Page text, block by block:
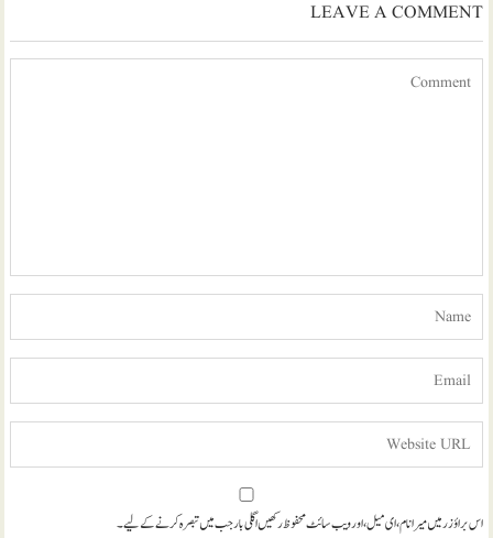
LEAVE A COMMENT
اس براؤزر میں میرا نام، ای میل، اور ویب سائٹ محفوظ رکھیں اگلی بار جب میں تبصرہ کرنے کےلیے۔